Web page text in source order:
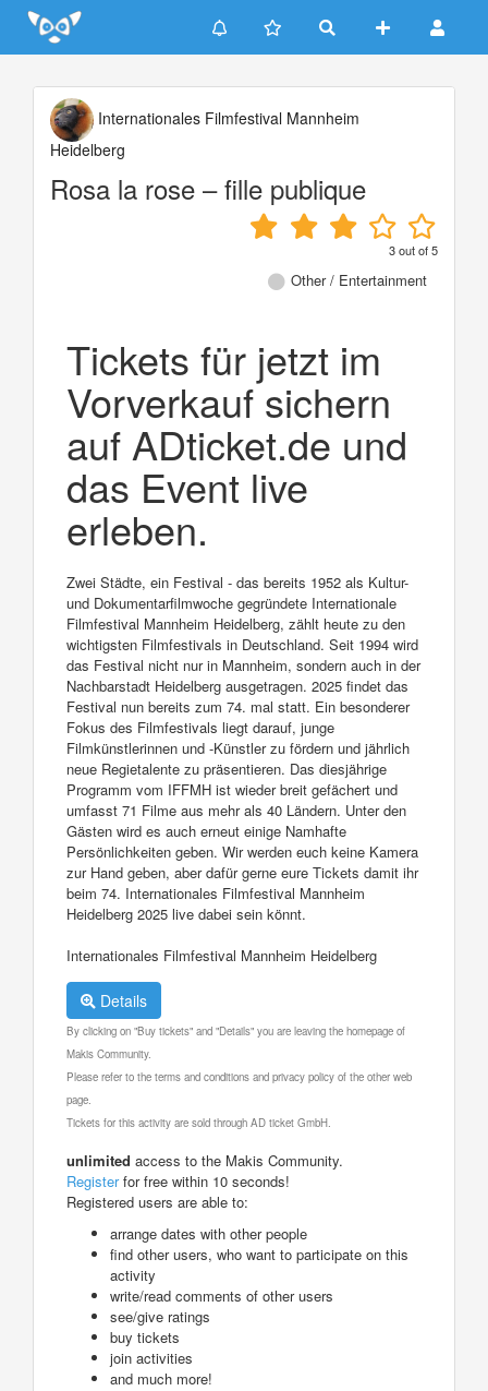
Update cookies preferences
Internationales Filmfestival Mannheim
Heidelberg
Rosa la rose – fille publique
3out of5
Other / Entertainment
Tickets für jetzt im
Vorverkauf sichern
auf ADticket.de und
das Event live
erleben.
Zwei Städte, ein Festival - das bereits 1952 als Kultur-
und Dokumentarfilmwoche gegründete Internationale
Filmfestival Mannheim Heidelberg, zählt heute zu den
wichtigsten Filmfestivals in Deutschland. Seit 1994 wird
das Festival nicht nur in Mannheim, sondern auch in der
Nachbarstadt Heidelberg ausgetragen. 2025 findet das
Festival nun bereits zum 74. mal statt. Ein besonderer
Fokus des Filmfestivals liegt darauf, junge
Filmkünstlerinnen und -Künstler zu fördern und jährlich
neue Regietalente zu präsentieren. Das diesjährige
Programm vom IFFMH ist wieder breit gefächert und
umfasst 71 Filme aus mehr als 40 Ländern. Unter den
Gästen wird es auch erneut einige Namhafte
Persönlichkeiten geben. Wir werden euch keine Kamera
zur Hand geben, aber dafür gerne eure Tickets damit ihr
beim 74. Internationales Filmfestival Mannheim
Heidelberg 2025 live dabei sein könnt.
Internationales Filmfestival Mannheim Heidelberg
Details
By clicking on "Buy tickets" and "Details" you are leaving the homepage of
Makis Community.
Please refer to the terms and conditions and privacy policy of the other web
page.
Tickets for this activity are sold through AD ticket GmbH.
unlimited access to the Makis Community.
Registerfor free within 10 seconds!
Registered users are able to:
arrange dates with other people
find other users, who want to participate on this
activity
write/read comments of other users
see/give ratings
buy tickets
join activities
and much more!